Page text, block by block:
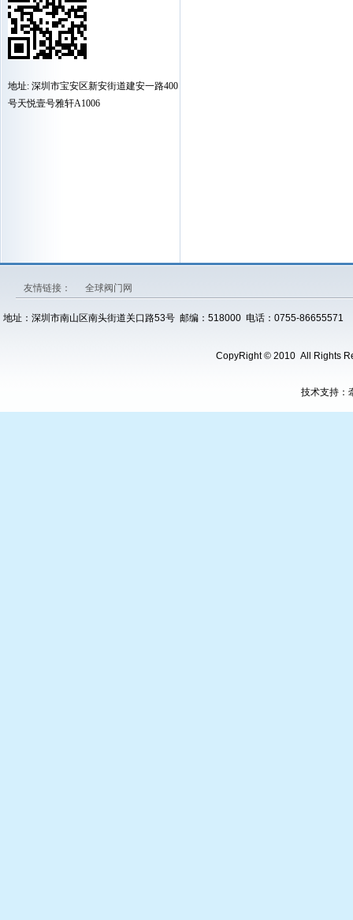
地址: 深圳市宝安区新安街道建安一路400
号天悦壹号雅轩A1006
友情链接： 全球阀门网
地址：深圳市南山区南头街道关口路53号 邮编：518000 电话：0755-
CopyRight © 2010 All Rights
技术支持：